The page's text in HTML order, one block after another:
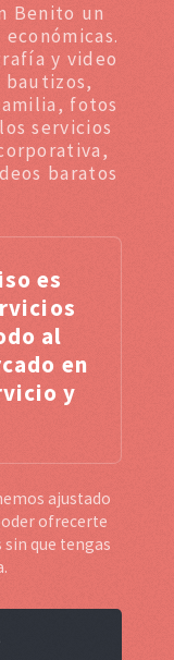
Benito un
y video
bautizos,
fotos
servicios
baratos
es
al
en
y
ajustado
ofrecerte
que tengas